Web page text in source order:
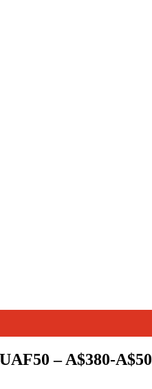
– A$380-A$50